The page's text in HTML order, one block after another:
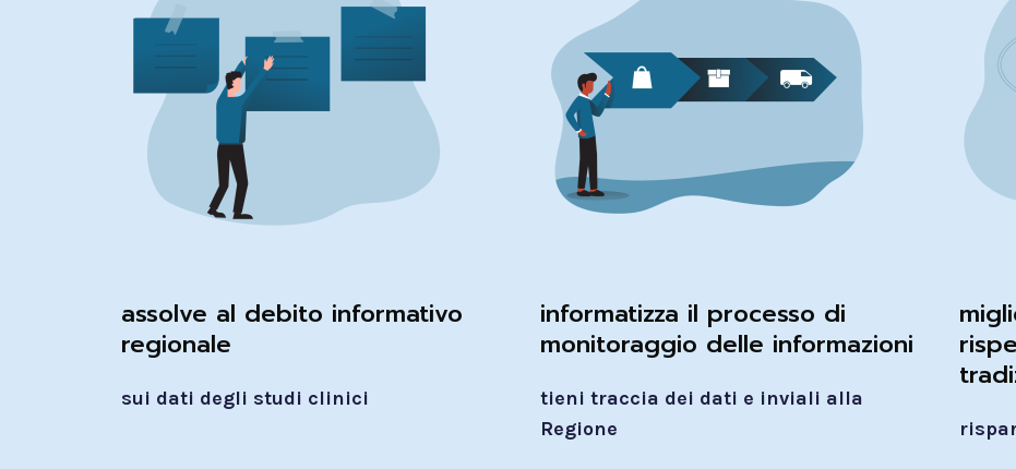
assolve al debito informativo
regionale
sui dati degli studi clinici
informatizza il processo di
monitoraggio delle informazioni
tieni traccia dei dati e inviali alla
Regione